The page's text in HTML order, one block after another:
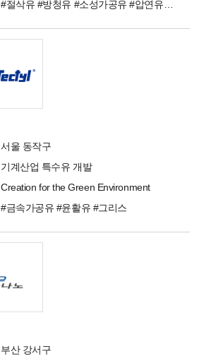
서울 동작구
기계산업 특수유 개발
Creation for the Green Environment
#금속가공유 #윤활유 #그리스
부산 강서구